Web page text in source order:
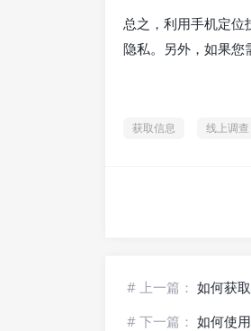
总之，利用手机定位
隐私。另外，如果您
获取信息 线上调查
# 上一篇： 如何获
# 下一篇： 如何使